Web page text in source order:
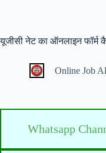
यूजीसी नेट का ऑनलाइन फॉर्म
Online Job
Whatsapp